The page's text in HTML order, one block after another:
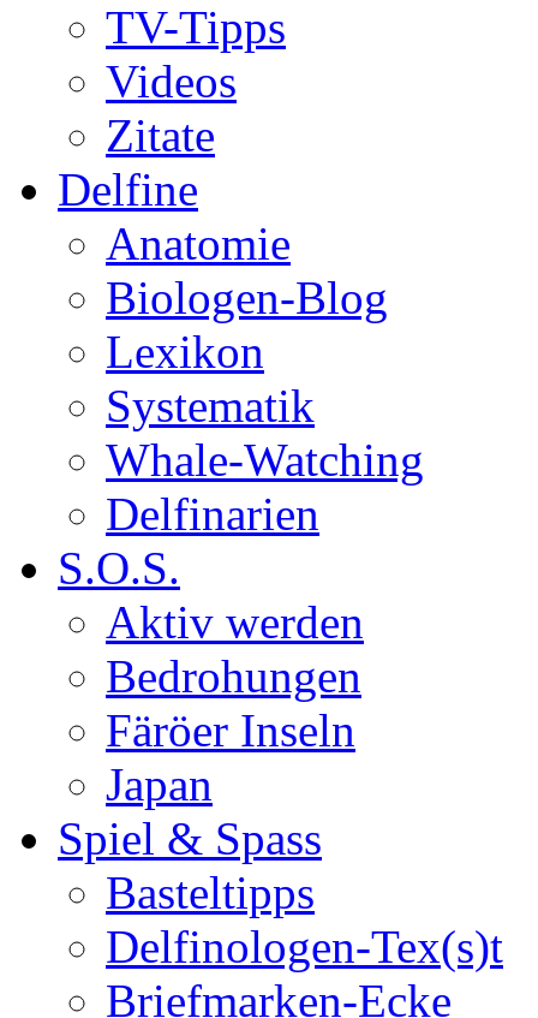
TV-Tipps
Videos
Zitate
Delfine
Anatomie
Biologen-Blog
Lexikon
Systematik
Whale-Watching
Delfinarien
S.O.S.
Aktiv werden
Bedrohungen
Färöer Inseln
Japan
Spiel & Spass
Basteltipps
Delfinologen-Tex(s)t
Briefmarken-Ecke